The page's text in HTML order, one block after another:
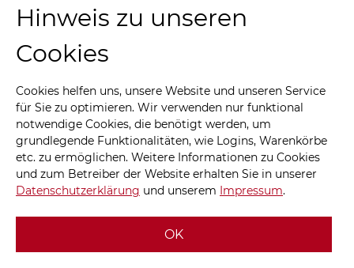
Hinweis zu unseren
Cookies
Cookies helfen uns, unsere Website und unseren Service
für Sie zu optimieren. Wir verwenden nur funktional
notwendige Cookies, die benötigt werden, um
grundlegende Funktionalitäten, wie Logins, Warenkörbe
etc. zu ermöglichen. Weitere Informationen zu Cookies
und zum Betreiber der Website erhalten Sie in unserer
Datenschutzerklärung und unserem Impressum.
OK